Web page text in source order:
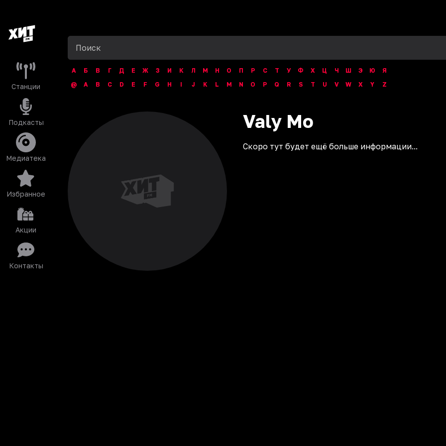
Станции
Подкасты
Медиатека
Избранное
Акции
Контакты
А Б В Г Д Е Ж З И К Л М Н О П Р С Т У Ф Х Ц Ч Ш Э Ю
Я
@
A B C D E F G H I J K L M N O P Q R S T U V W X Y Z
Valy Mo
Скоро тут будет ещё больше информации...